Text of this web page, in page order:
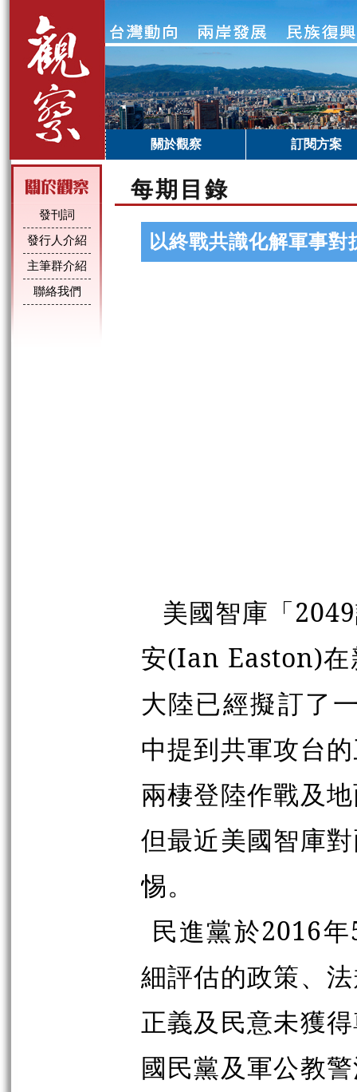
關於觀察 訂閱方案
發刊詞
發行人介紹
主筆群介紹
聯絡我們
每期目錄
以終戰共識化解軍事對
美國智庫「
安(Ian Easton)在
大陸已經擬訂了
中提到共軍攻台
兩棲登陸作戰及
但最近美國智庫
惕。
民進黨於2016
細評估的政策、
正義及民意未獲
國民黨及軍公教